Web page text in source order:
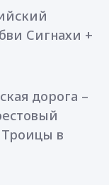
Сигнахи +
дорога –
Троицы в